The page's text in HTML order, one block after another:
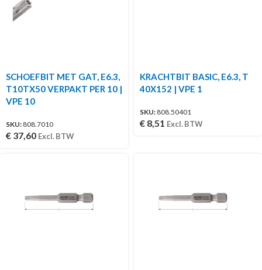
SCHOEFBIT MET GAT, E6.3,
T10TX50 VERPAKT PER 10 |
VPE 10
SKU: 808.7010
€ 37,60 Excl. BTW
KRACHTBIT BASIC, E6.3, T
40X152 | VPE 1
SKU: 808.50401
€ 8,51 Excl. BTW